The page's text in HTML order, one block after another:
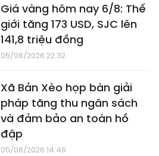
Giá vàng hôm nay 6/8: Thế
giới tăng 173 USD, SJC lên
141,8 triệu đồng
05/08/2026 22:32
Xã Bản Xèo họp bàn giải
pháp tăng thu ngân sách
và đảm bảo an toàn hồ
đập
05/08/2026 14:46